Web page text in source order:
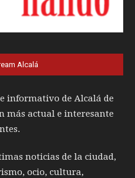
Alcalá
informativo de Alcalá de
más actual e interesante
noticias de la ciudad,
ocio, cultura,